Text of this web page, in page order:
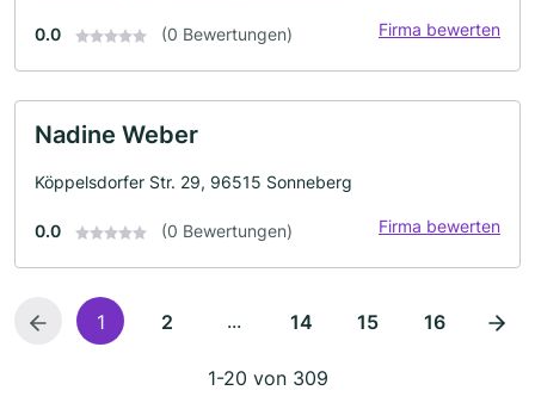
0.0 (0 Bewertungen) Firma bewerten
Nadine Weber
Köppelsdorfer Str. 29, 96515 Sonneberg
0.0 (0 Bewertungen) Firma bewerten
1 2 ... 14 15 16
1-20 von 309